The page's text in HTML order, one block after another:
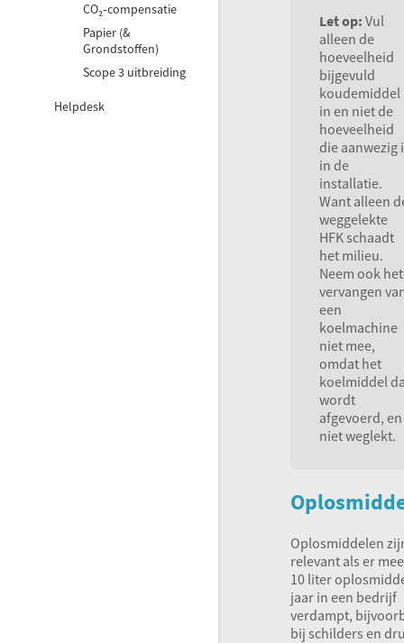
CO₂‑compensatie
Papier (&
Grondstoffen)
Scope 3 uitbreiding
Helpdesk
Let op: Vul
alleen de
hoeveelheid
bijgevuld
koudemiddel
in en niet de
hoeveelheid
die aanwezig
in de
installatie.
Want alleen
weggelekte
HFKschaadt
het milieu.
Neem ook het
vervangen
een
koelmachine
niet mee,
omdat het
koelmiddel
wordt
afgevoerd, en
niet weglekt.
Oplosmiddelen
relevant als er
10 liter
jaar in een bedrijf
verdampt,
bij schilders en